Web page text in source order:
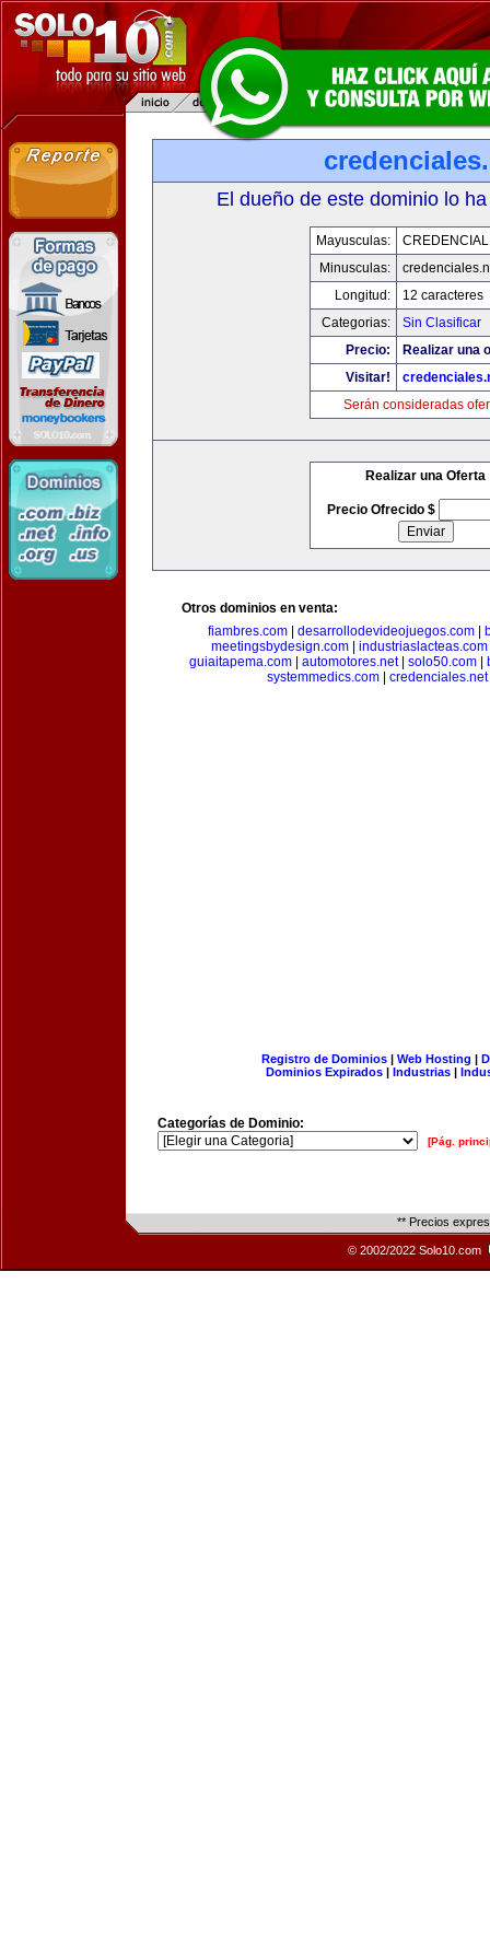
El dueño de este dominio lo
Mayusculas:
Minusculas:
Longitud:
12 caracteres
Categorias:
Sin Clasificar
Precio:
Realizar una
Visitar!
Serán consideradas
Realizar una Oferta
Precio Ofrecido $
Otros dominios en venta:
fiambres.com| desarrollodevideojuegos.com|
meetingsbydesign.com
industriaslacteas.com
guiaitapema.com| automotores.net| solo50.com|
systemmedics.com
credenciales.net
Registro de Dominios| Web Hosting |
Dominios Expirados | Industrias |
Categorías de Dominio:
[Pág.
** Precios
© 2002/2022 Solo10.com